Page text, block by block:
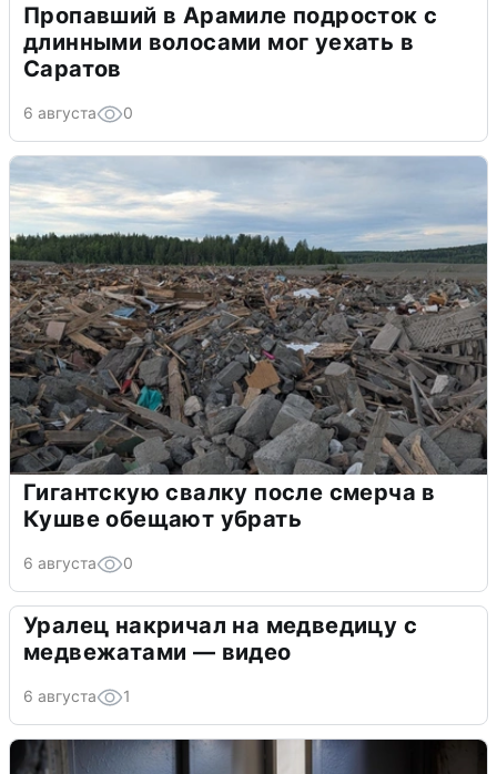
Пропавший в Арамиле подросток с
длинными волосами мог уехать в
Саратов
6 августа 0
Гигантскую свалку после смерча в
Кушве обещают убрать
6 августа 0
Уралец накричал на медведицу с
медвежатами — видео
6 августа 1